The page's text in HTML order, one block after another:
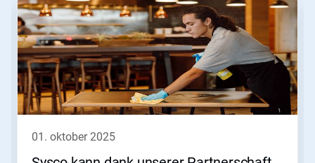
01. oktober 2025